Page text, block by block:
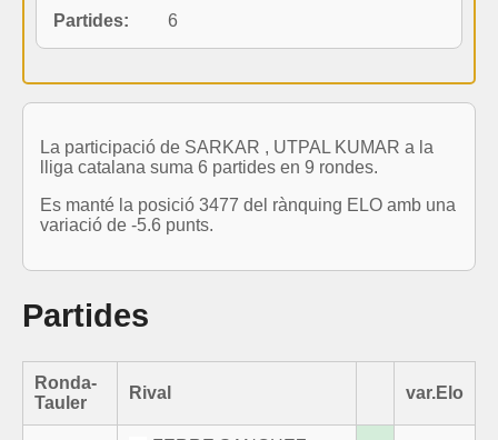
Partides:
6
La participació de SARKAR , UTPAL KUMAR a la
lliga catalana suma 6 partides en 9 rondes.
Es manté la posició 3477 del rànquing ELO amb una
variació de -5.6 punts.
Partides
Ronda-
Tauler
Rival var.Elo